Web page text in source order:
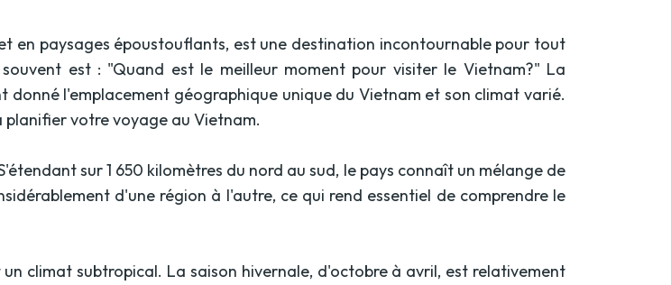
en paysages époustouflants, est une destination incontournable pour tout
est : "Quand est le meilleur moment pour visiter le Vietnam?" La
donné l'emplacement géographique unique du Vietnam et son climat varié.
votre voyage au Vietnam.
sur 1 650 kilomètres du nord au sud, le pays connaît un mélange de
d'une région à l'autre, ce qui rend essentiel de comprendre le
climat subtropical. La saison hivernale, d'octobre à avril, est relativement